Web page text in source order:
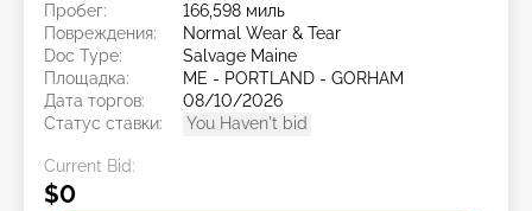
Пробег:
166,598 миль
Повреждения:
Normal Wear & Tear
Doc Type:
Salvage Maine
Площадка:
ME - PORTLAND - GORHAM
Дата торгов:
08/10/2026
Статус ставки:
You Haven't bid
Current Bid:
$0